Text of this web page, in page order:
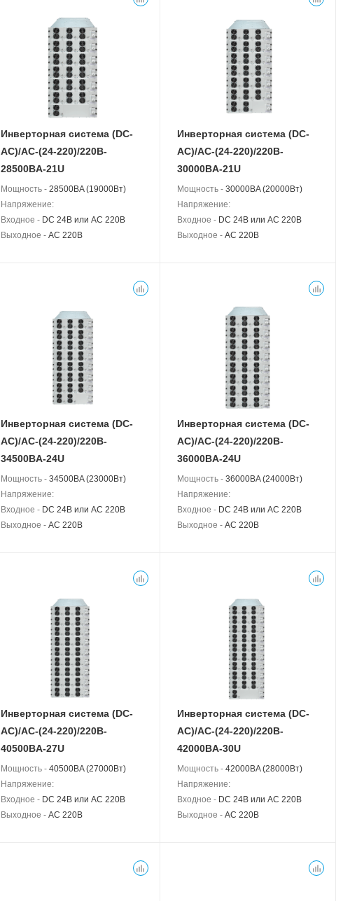
Инверторная система (DC-
АС)/AC-(24-220)/220B-
28500BA-21U
Мощность - 28500BA (19000Вт)
Напряжение:
Входное - DC 24В или AC 220В
Выходное - AC 220В
Инверторная система (DC-
АС)/AC-(24-220)/220B-
30000BA-21U
Мощность - 30000BA (20000Вт)
Напряжение:
Входное - DC 24В или AC 220В
Выходное - AC 220В
Инверторная система (DC-
АС)/AC-(24-220)/220B-
34500BA-24U
Мощность - 34500BA (23000Вт)
Напряжение:
Входное - DC 24В или AC 220В
Выходное - AC 220В
Инверторная система (DC-
АС)/AC-(24-220)/220B-
36000BA-24U
Мощность - 36000BA (24000Вт)
Напряжение:
Входное - DC 24В или AC 220В
Выходное - AC 220В
Инверторная система (DC-
АС)/AC-(24-220)/220B-
40500BA-27U
Мощность - 40500BA (27000Вт)
Напряжение:
Входное - DC 24В или AC 220В
Выходное - AC 220В
Инверторная система (DC-
АС)/AC-(24-220)/220B-
42000BA-30U
Мощность - 42000BA (28000Вт)
Напряжение:
Входное - DC 24В или AC 220В
Выходное - AC 220В